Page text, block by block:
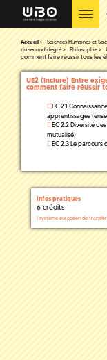
Accueil Sciences Humaines et
du second degré
Philosophie
comment faire réussir tous les
UE2 (Inclure) Entre
comment faire réussir
EC 2.1
apprentissages
EC 2.2 Diversité
mutualisé)
EC 2.3 Le
Infos pratiques
6 crédits
( système européen de